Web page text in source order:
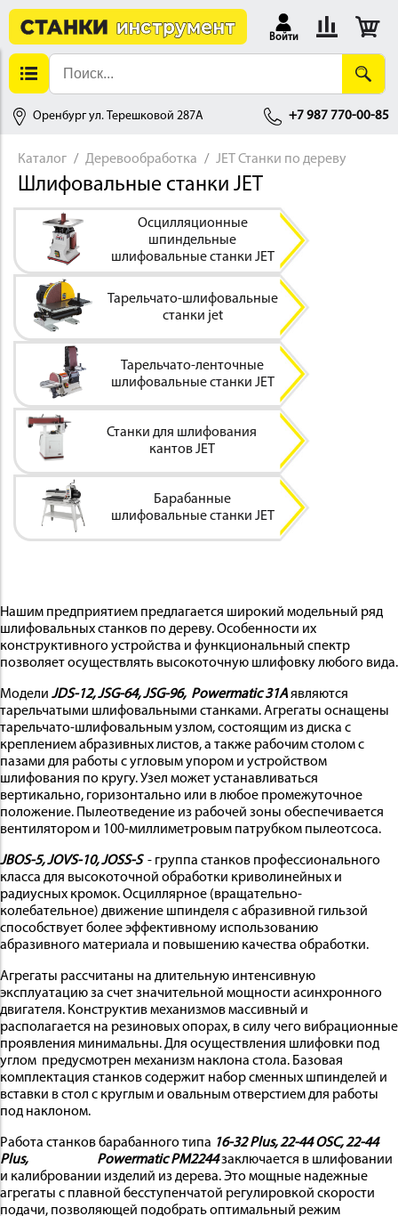
Войти
Оренбург ул. Терешковой 287А +7 987 770-00-85
ДЕРЕВООБРАБОТКА
ИНСТРУМЕНТ
ОСНАСТКА
И
Каталог Деревообработка JET Станки по дереву
Шлифовальные станки JET
Осцилляционные
шпиндельные
шлифовальные станки JET
Тарельчато-шлифовальные
станки jet
Тарельчато-ленточные
шлифовальные станки JET
Станки для шлифования
кантов JET
Барабанные
шлифовальные станки JET
Нашим предприятием предлагается широкий модельный ряд
шлифовальных станков по дереву. Особенности их
конструктивного устройства и функциональный спектр
позволяет осуществлять высокоточную шлифовку любого вида.
Модели JDS-12, JSG-64,JSG-96, Powermatic 31Aявляются
тарельчатыми шлифовальными станками. Агрегаты оснащены
тарельчато-шлифовальным узлом, состоящим из диска с
креплением абразивных листов, а также рабочим столом с
пазами для работы с угловым упором и устройством
шлифования по кругу. Узел может устанавливаться
вертикально, горизонтально или в любое промежуточное
положение. Пылеотведение из рабочей зоны обеспечивается
вентилятором и 100-миллиметровым патрубком пылеотсоса.
JBOS-5, JOVS-10, JOSS-S- группа станков профессионального
класса для высокоточной обработки криволинейных и
радиусных кромок. Осциллярное (вращательно-
колебательное) движение шпинделя с абразивной гильзой
способствует более эффективному использованию
абразивного материала и повышению качества обработки.
Агрегаты рассчитаны на длительную интенсивную
эксплуатацию за счет значительной мощности асинхронного
двигателя. Конструктив механизмов массивный и
располагается на резиновых опорах, в силу чего вибрационные
проявления минимальны. Для осуществления шлифовки под
углом предусмотрен механизм наклона стола. Базовая
комплектация станков содержит набор сменных шпинделей и
вставки в стол с круглым и овальным отверстием для работы
под наклоном.
Работа станков барабанного типа 16-32 Plus, 22-44 OSC,22-44
Plus,
Powermatic PM2244заключается в шлифовании
и калибровании изделий из дерева. Это мощные надежные
агрегаты с плавной бесступенчатой регулировкой скорости
подачи, позволяющей подобрать оптимальный режим